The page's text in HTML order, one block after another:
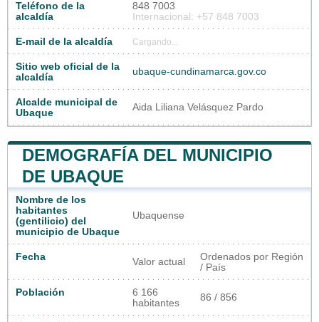
Teléfono de la
alcaldía
848 7003
Internacional: +57 848 7003
E-mail de la alcaldía Cargando...
Sitio web oficial de la
alcaldía
ubaque-cundinamarca.gov.co
Alcalde municipal de
Ubaque
Aida Liliana Velásquez Pardo
DEMOGRAFÍA DEL MUNICIPIO
DE UBAQUE
Nombre de los
habitantes
(gentilicio) del
municipio de Ubaque
Ubaquense
Fecha Valor actual
Ordenados por Región
/ País
Población
6 166
habitantes
86 / 856